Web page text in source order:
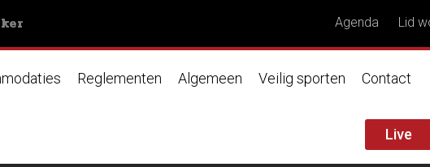
Agenda Lid
Reglementen Algemeen Veilig sporten Contact
Live